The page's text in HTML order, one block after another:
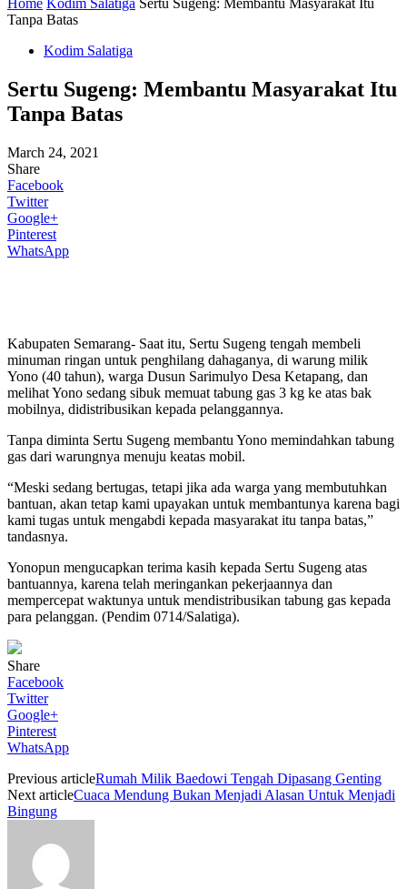
Home Kodim Salatiga Sertu Sugeng: Membantu Masyarakat Itu
Tanpa Batas
Kodim Salatiga
Sertu Sugeng: Membantu Masyarakat Itu
Tanpa Batas
March 24, 2021
Share
Facebook
Twitter
Google+
Pinterest
WhatsApp
Kabupaten Semarang- Saat itu, Sertu Sugeng tengah membeli
minuman ringan untuk penghilang dahaganya, di warung milik
Yono (40 tahun), warga Dusun Sarimulyo Desa Ketapang, dan
melihat Yono sedang sibuk memuat tabung gas 3 kg ke atas bak
mobilnya, didistribusikan kepada pelanggannya.
Tanpa diminta Sertu Sugeng membantu Yono memindahkan tabung
gas dari warungnya menuju keatas mobil.
“Meski sedang bertugas, tetapi jika ada warga yang membutuhkan
bantuan, akan tetap kami upayakan untuk membantunya karena bagi
kami tugas untuk mengabdi kepada masyarakat itu tanpa batas,”
tandasnya.
Yonopun mengucapkan terima kasih kepada Sertu Sugeng atas
bantuannya, karena telah meringankan pekerjaannya dan
mempercepat waktunya untuk mendistribusikan tabung gas kepada
para pelanggan. (Pendim 0714/Salatiga).
Share
Facebook
Twitter
Google+
Pinterest
WhatsApp
Previous articleRumah Milik Baedowi Tengah Dipasang Genting
Next articleCuaca Mendung Bukan Menjadi Alasan Untuk Menjadi
Bingung